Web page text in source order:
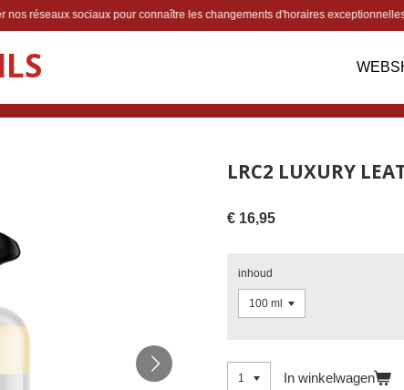
nos réseaux sociaux pour connaître les changements d'horaires
LRC2 LUXURY
€ 16,95
inhoud
In winkelwagen